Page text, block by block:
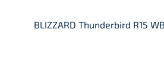
BLIZZARD Thunderbird R15